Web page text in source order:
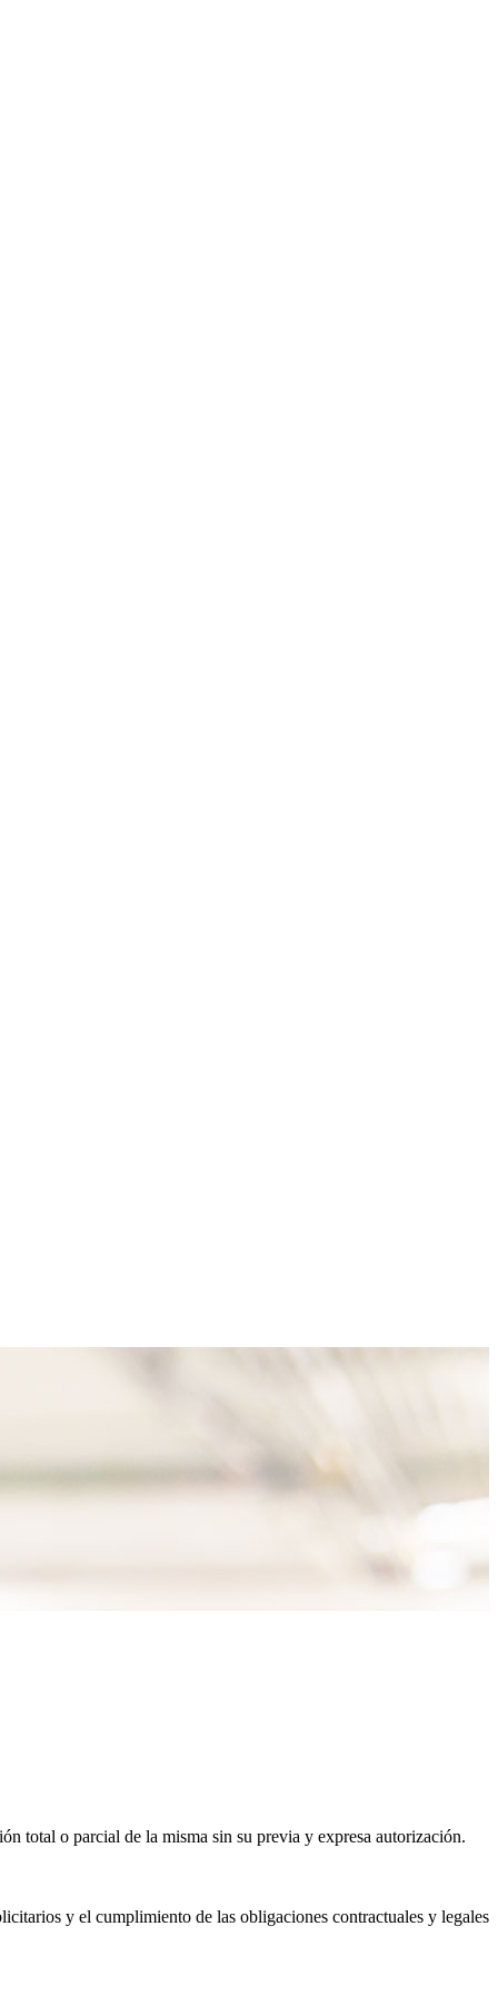
total o parcial de la misma sin su previa y expresa autorización.
y el cumplimiento de las obligaciones contractuales y legales